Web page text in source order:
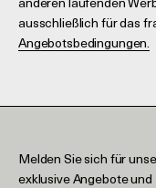
anderen laufenden
ausschließlich für das
Angebotsbedingungen.
Melden Sie sich für
exklusive Angebote und